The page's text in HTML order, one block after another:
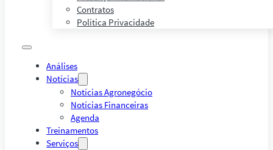
Contratos
Política Privacidade
Análises
Notícias
Notícias Agronegócio
Notícias Financeiras
Agenda
Treinamentos
Serviços